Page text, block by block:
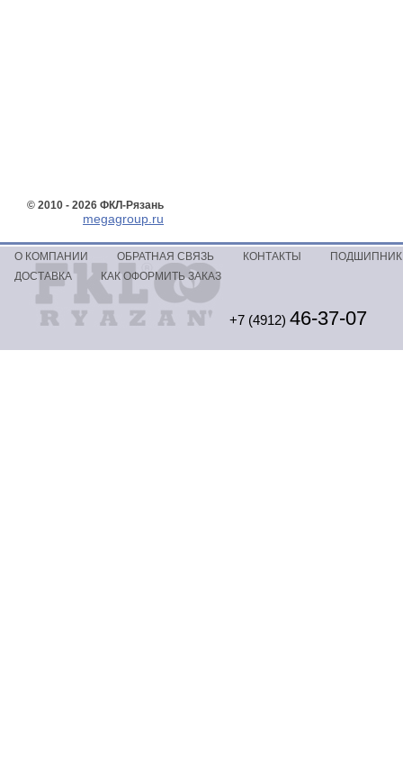
© 2010 - 2026 ФКЛ-Рязань
megagroup.ru
+7 (4912) 46-37-07
О КОМПАНИИ ОБРАТНАЯ СВЯЗЬ КОНТАКТЫ
ДОСТАВКА
КАК ОФОРМИТЬ ЗАКАЗ